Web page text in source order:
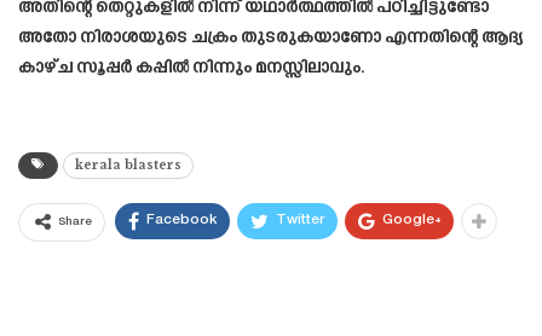
അതിന്റെ തെറ്റുകളിൽ നിന്ന് യഥാർത്ഥത്തിൽ പഠിച്ചിട്ടുണ്ടോ
അതോ നിരാശയുടെ ചക്രം തുടരുകയാണോ എന്നതിന്റെ ആദ്യ
കാഴ്ച സൂപ്പർ കപ്പിൽ നിന്നും മനസ്സിലാവും.
kerala blasters
Share Facebook Twitter Google+